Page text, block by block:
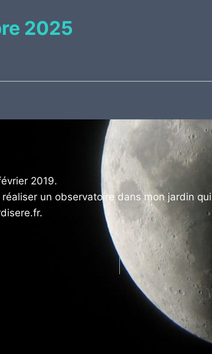
2025
2019.
un observatoire dans mon jardin